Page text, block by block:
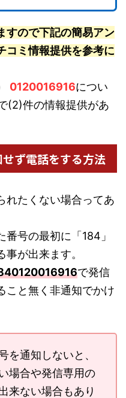
すので下記の簡易アン
コミ情報提供を参考に
0120016916につい
(2)件の情報提供があ
ず電話をする方法
れたくない場合ってあ
号の最初に「184」
が出来ます。
で発信
こと無く非通知でかけ
を通知しないと、
場合や発信専用の
来ない場合もあり